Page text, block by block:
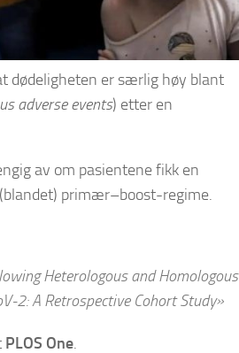
dødeligheten er særlig høy blant
adverse events) etter en
av om pasientene fikk en
(blandet) primær–boost-regime.
Heterologous and Homologous
2: A Retrospective Cohort Study»
PLOS One.